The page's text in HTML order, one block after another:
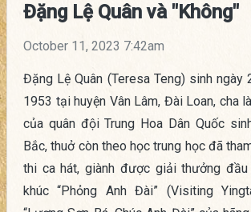
Đặng Lệ Quân và "Không"
October 11, 2023 7:42am
Đặng Lệ Quân (Teresa Teng) sinh ngày
1953 tại huyện Vân Lâm, Đài Loan, cha
của quân đội Trung Hoa Dân Quốc
Bắc, thuở còn theo học trung học đã
thi ca hát, giành được giải thưởng
khúc “Phỏng Anh Đài” (Visiting